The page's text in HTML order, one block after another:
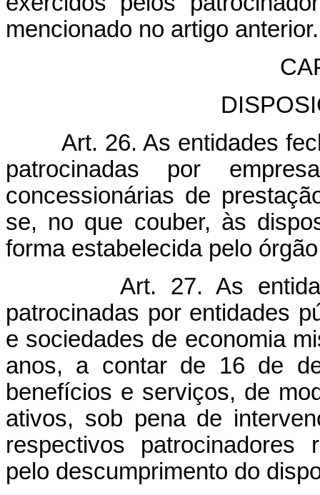
mencionado no artigo anterior.
Art. 26. As entidades
patrocinadas por
concessionárias de
se, no que couber, às
forma estabelecida pelo
Art. 27. As
patrocinadas por entidades
e sociedades de economia
anos, a contar de 16 de
benefícios e serviços, de
ativos, sob pena de
respectivos patrocinadores
pelo descumprimento do